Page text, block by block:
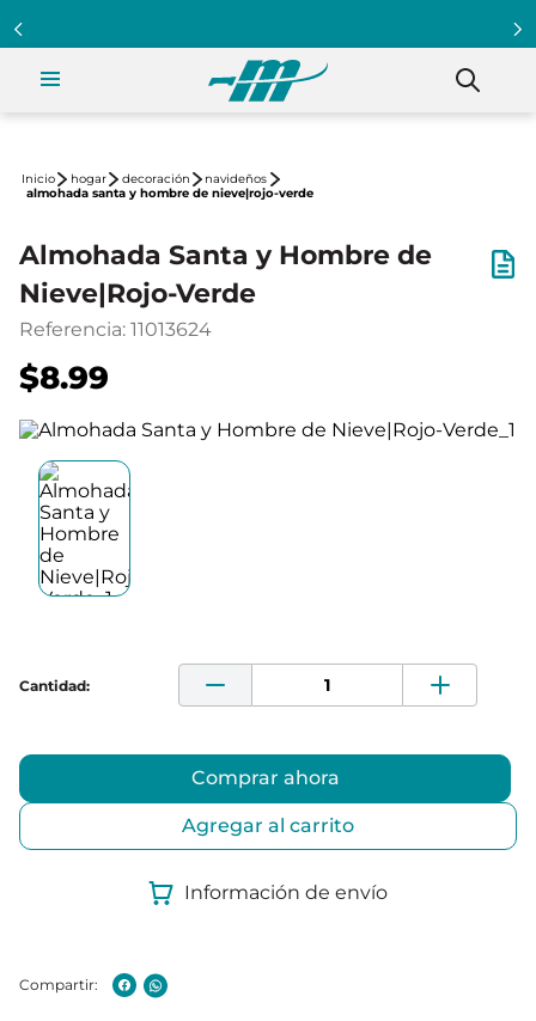
hogar decoración
navideños
almohada santa y hombre de nieve|rojo-verde
Almohada Santa y Hombre de
Nieve|Rojo-Verde
Referencia: 11013624
$8.99
Comprar ahora
Agregar al carrito
Información de envío